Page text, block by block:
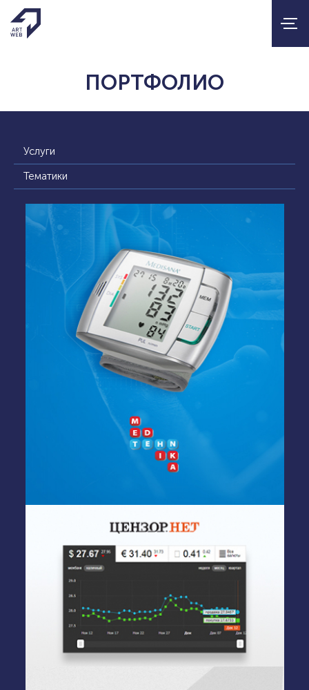
ПОРТФОЛИО
Услуги
Тематики